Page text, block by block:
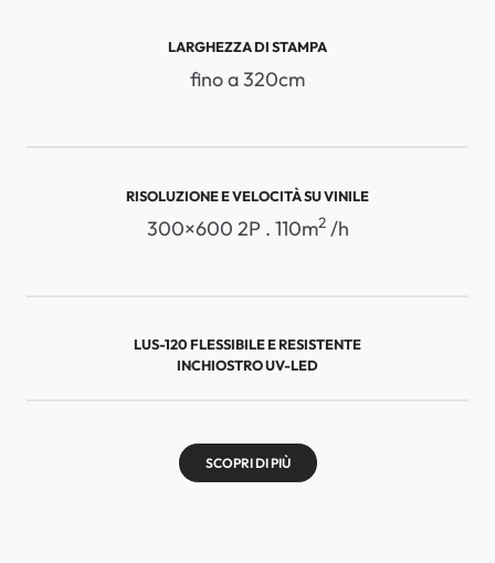
LARGHEZZA DI STAMPA
fino a 320cm
RISOLUZIONE E VELOCITÀ SU VINILE
300×600 2P . 110m2/h
LUS-120 FLESSIBILE E RESISTENTE
INCHIOSTRO UV-LED
SCOPRI DI PIÙ